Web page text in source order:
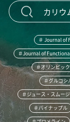
＃ Journal of
＃Journal of
＃オリンピック
＃グルコシ
＃ジュース・スムー
＃パイナップル